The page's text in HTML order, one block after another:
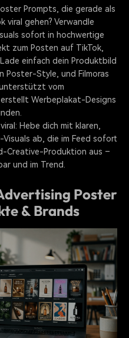
Prompts, die gerade als
viral gehen? Verwandle
sofort in hochwertige
zum Posten auf TikTok,
einfach dein Produktbild
Poster-Style, und Filmoras
unterstützt vom
, erstellt Werbeplakat-Designs
Hebe dich mit klaren,
ab, die im Feed sofort
Creative-Produktion aus –
und im Trend.
Poster
& Brands